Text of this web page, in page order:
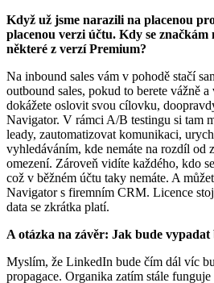
Když už jsme narazili na placenou
placenou verzi účtu. Kdy se
některé z verzí Premium?
Na inbound sales vám v pohodě stačí
outbound sales, pokud to berete vážně
dokážete oslovit svou cílovku,
Navigator. V rámci A/B testingu si tam
leady, zautomatizovat komunikaci,
vyhledáváním, kde nemáte na rozdíl od
omezení. Zároveň vidíte každého, kdo
což v běžném účtu taky nemáte. A
Navigator s firemním CRM. Licence
data se zkrátka platí.
A otázka na závěr: Jak bude
Myslím, že LinkedIn bude čím dál víc
propagace. Organika zatím stále